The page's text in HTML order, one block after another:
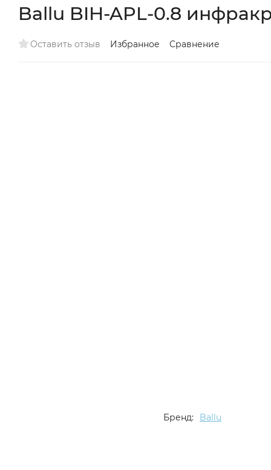
Ballu BIH-APL-0.8
Оставить отзыв Избранное Сравнение
Бренд: Ballu